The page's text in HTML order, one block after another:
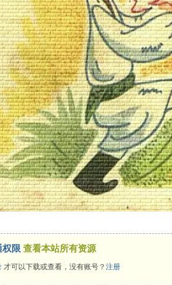
权限 查看本站所有资源
才可以下载或查看，没有账号？ 注册